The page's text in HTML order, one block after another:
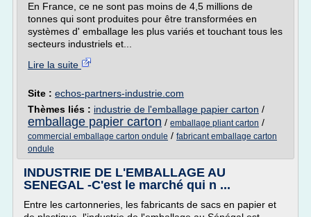
En France, ce ne sont pas moins de 4,5 millions de
tonnes qui sont produites pour être transformées en
systèmes d' emballage les plus variés et touchant tous les
secteurs industriels et...
Lire la suite
Site : echos-partners-industrie.com
Thèmes liés : industrie de l'emballage papier carton /
emballage papier carton / emballage pliant carton /
commercial emballage carton ondule / fabricant emballage carton
ondule
INDUSTRIE DE L'EMBALLAGE AU
SENEGAL -C'est le marché qui n ...
Entre les cartonneries, les fabricants de sacs en papier et